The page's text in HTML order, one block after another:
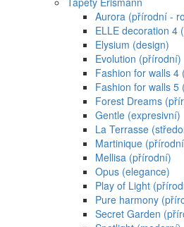
Aurora (přírodní -
ELLE decoration 4
Elysium (design)
Evolution (přírodní)
Fashion for walls 4
Fashion for walls 5
Forest Dreams
Gentle (expresivní)
La Terrasse
Martinique
Mellisa (přírodní)
Opus (elegance)
Play of Light
Pure harmony
Secret Garden